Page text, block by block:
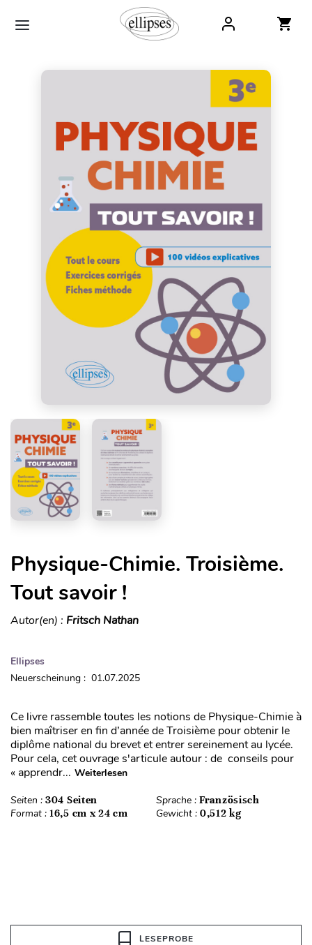
Physique-Chimie. Troisième.
Tout savoir !
Autor(en) : Fritsch Nathan
Ellipses
Neuerscheinung : 01.07.2025
Ce livre rassemble toutes les notions de Physique-Chimie à
bien maîtriser en fin d’année de Troisième pour obtenir le
diplôme national du brevet et entrer sereinement au lycée.
Pour cela, cet ouvrage s'articule autour : de conseils pour
« apprendr... Weiterlesen
Seiten : 304 Seiten Sprache : Französisch
Format : 16,5 cm x 24 cm Gewicht : 0,512 kg
LESEPROBE